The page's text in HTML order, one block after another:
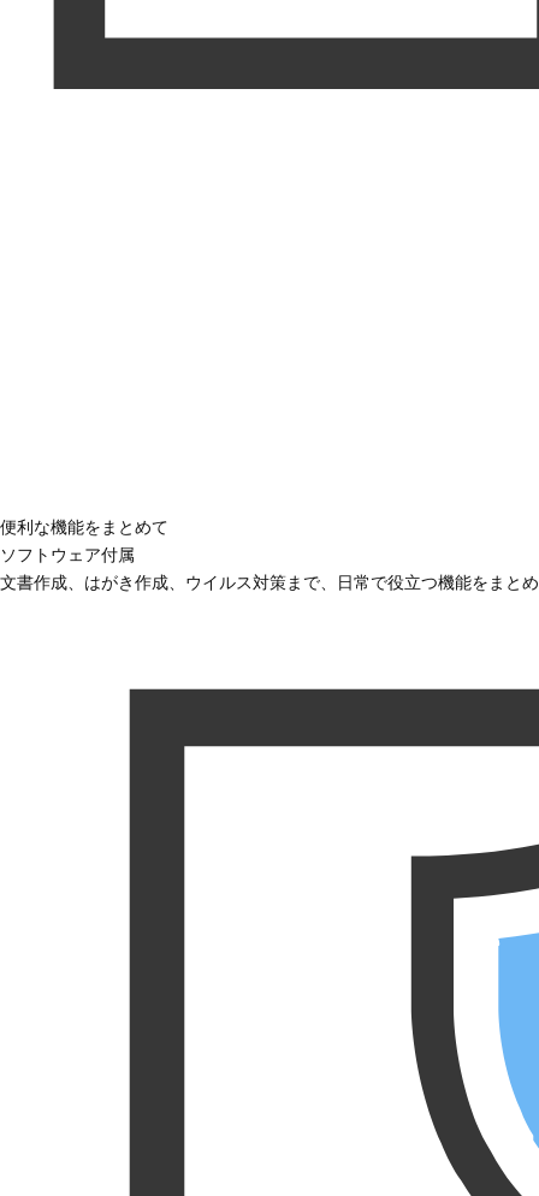
便利な機能をまとめて
ソフトウェア付属
文書作成、はがき作成、ウイルス対策まで、日常で役立つ機能をまと